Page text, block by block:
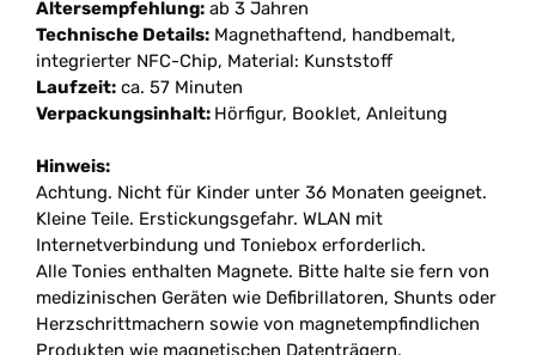
Altersempfehlung: ab 3 Jahren
Technische Details: Magnethaftend, handbemalt,
integrierter NFC-Chip, Material: Kunststoff
Laufzeit: ca. 57 Minuten
Verpackungsinhalt: Hörfigur, Booklet, Anleitung
Hinweis:
Achtung. Nicht für Kinder unter 36 Monaten geeignet.
Kleine Teile. Erstickungsgefahr. WLAN mit
Internetverbindung und Toniebox erforderlich.
Alle Tonies enthalten Magnete. Bitte halte sie fern von
medizinischen Geräten wie Defibrillatoren, Shunts oder
Herzschrittmachern sowie von magnetempfindlichen
Produkten wie magnetischen Datenträgern,